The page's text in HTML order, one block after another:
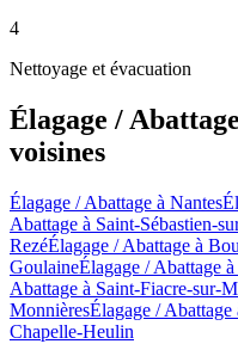
4
Nettoyage et évacuation
Élagage / Abattage
voisines
Élagage / Abattage à Nantes
Abattage à Saint-Sébastien-
RezéÉlagage / Abattage à
GoulaineÉlagage / Abattage à
Abattage à Saint-Fiacre-sur-
MonnièresÉlagage / Abattage
Chapelle-Heulin